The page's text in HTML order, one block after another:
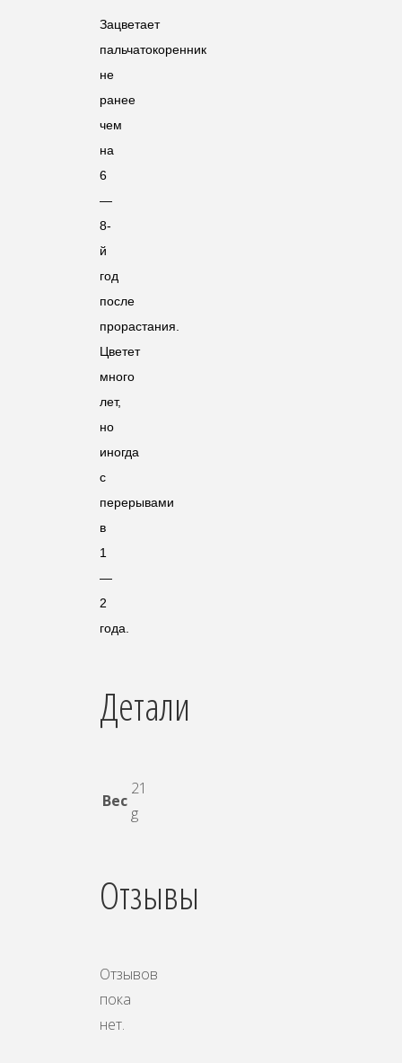
Зацветает
пальчатокоренник
не
ранее
чем
на
6
—
8-
й
год
после
прорастания.
Цветет
много
лет,
но
иногда
с
перерывами
в
1
—
2
года.
Детали
Вес
21
g
Отзывы
Отзывов
пока
нет.